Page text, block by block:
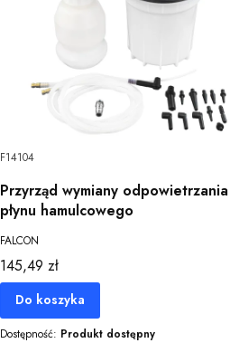
F14104
Przyrząd wymiany odpowietrzania
płynu hamulcowego
FALCON
Cena
145,49 zł
Do koszyka
Dostępność: Produkt dostępny